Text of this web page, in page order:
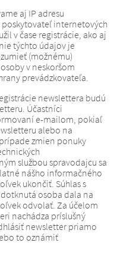
aj IP adresu
internetových
v čase registrácie, ako aj
týchto údajov je
(možnému)
v neskoršom
prevádzkovateľa.
newslettera budú
Účastníci
e-mailom, pokiaľ
alebo na
zmien ponuky
službou spravodajcu sa
nášho informačného
ukončiť. Súhlas s
osoba dala na
odvolať. Za účelom
nachádza príslušný
newsletter priamo
to oznámiť